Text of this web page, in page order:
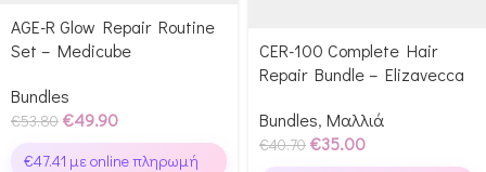
AGE-R Glow Repair Routine
Set – Medicube
Bundles
€53.80 €49.90
€47.41 με online πληρωμή
CER-100 Complete Hair
Repair Bundle – Elizavecca
Bundles, Μαλλιά
€40.70 €35.00